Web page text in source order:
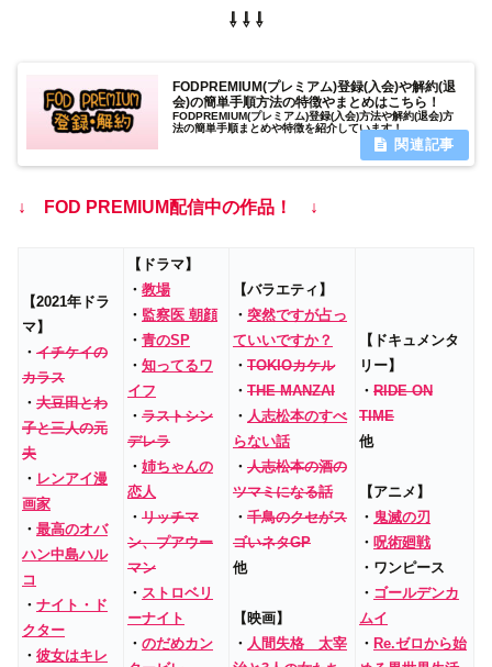
⇩ ⇩ ⇩
FODPREMIUM(プレミアム)登録(入会)や解約(退
会)の簡単手順方法の特徴やまとめはこちら！
FODPREMIUM(プレミアム)登録(入会)方法や解約(退会)方
法の簡単手順まとめや特徴を紹介しています！
↓ FOD PREMIUM配信中の作品！ ↓
【2021年ドラ
マ】
・ イチケイの
カラス
・ 大豆田とわ
子と三人の元
夫
・ レンアイ漫
画家
・ 最高のオバ
ハン中島ハル
コ
・ ナイト・ド
クター
・ 彼女はキレ
【ドラマ】
・ 教場
・ 監察医 朝顔
・ 青のSP
・ 知ってるワ
イフ
・ ラストシン
デレラ
・ 姉ちゃんの
恋人
・ リッチマ
ン、プアウー
マン
・ ストロベリ
ーナイト
・ のだめカン
【バラエティ】
・ 突然ですが占っ
ていいですか？
・ TOKIOカケル
・ THE MANZAI
・ 人志松本のすべ
らない話
・ 人志松本の酒の
ツマミになる話
・ 千鳥のクセがス
ゴいネタGP
他
【映画】
・ 人間失格 太宰
【ドキュメンタ
リー】
・ RIDE ON
TIME
他
【アニメ】
・ 鬼滅の刃
・ 呪術廻戦
・ワンピース
・ ゴールデンカ
ムイ
・ Re.ゼロから始